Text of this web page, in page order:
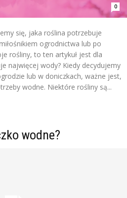
0
się, jaka roślina potrzebuje
ogrodnictwa lub po
rośliny, to ten artykuł jest dla
najwięcej wody? Kiedy decydujemy
lub w doniczkach, ważne jest,
wodne. Niektóre rośliny są...
wodne?